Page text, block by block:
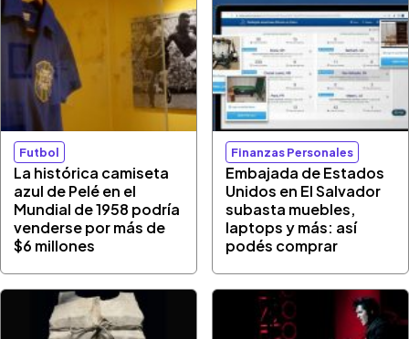
Futbol
La histórica camiseta
azul de Pelé en el
Mundial de 1958 podría
venderse por más de
$6 millones
Finanzas Personales
Embajada de Estados
Unidos en El Salvador
subasta muebles,
laptops y más: así
podés comprar